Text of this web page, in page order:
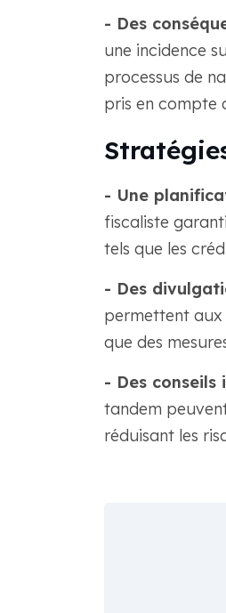
- Des
une incidence
processus de
pris en compte
- Une
fiscaliste
tels que les
- Des
permettent aux
que des
- Des conseils
tandem
réduisant les